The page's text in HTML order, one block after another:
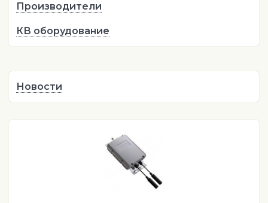
Производители
КВ оборудование
Новости